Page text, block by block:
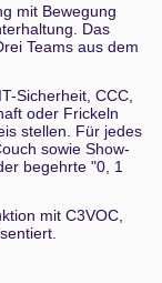
für die
Six years in
life
is
mit Bewegung
Das
Teams aus dem
Sicherheit, CCC,
oder Frickeln
stellen. Für jedes
sowie Show-
begehrte "0, 1
mit C3VOC,